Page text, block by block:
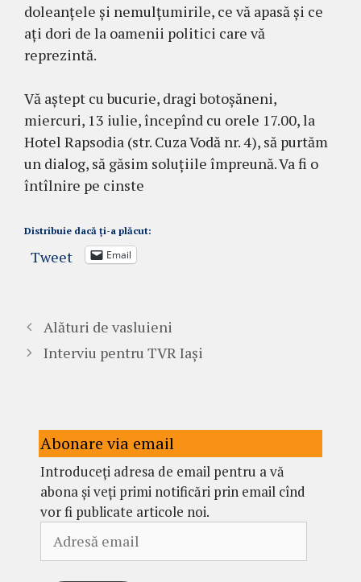
doleanțele și nemulțumirile, ce vă apasă și ce
ați dori de la oamenii politici care vă
reprezintă.
Vă aștept cu bucurie, dragi botoșăneni,
miercuri, 13 iulie, începînd cu orele 17.00, la
Hotel Rapsodia (str. Cuza Vodă nr. 4), să purtăm
un dialog, să găsim soluțiile împreună. Va fi o
întîlnire pe cinste
Distribuie dacă ți-a plăcut:
Tweet Email
Alături de vasluieni
Interviu pentru TVR Iași
Abonare via email
Introduceți adresa de email pentru a vă
abona și veți primi notificări prin email cînd
vor fi publicate articole noi.
email